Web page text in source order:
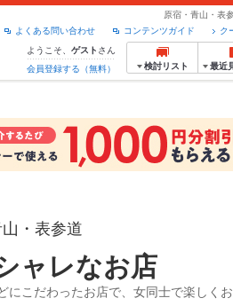
原宿・青山・表
ク
コンテンツガイド
よくある問い合わせ
ようこそ、 ゲスト さん
会員登録する（無料）
検討リスト 最近
・表参道
ャレなお店
にこだわったお店で、女同士で楽しく